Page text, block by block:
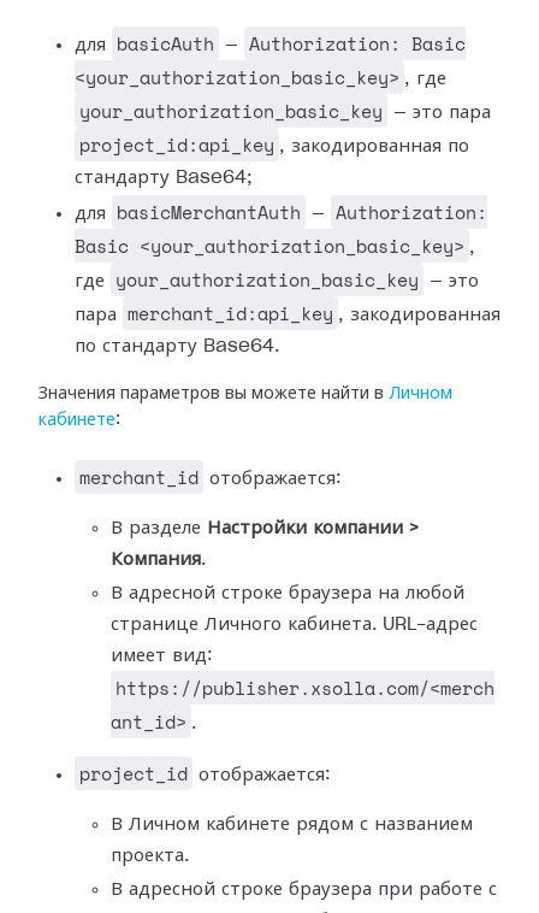
для basicAuth —
Authorization: Basic
<your_authorization_basic_key> , где
your_authorization_basic_key — это пара
project_id:api_key , закодированная по
стандарту Base64;
для
basicMerchantAuth —
Authorization:
Basic <your_authorization_basic_key> ,
где
your_authorization_basic_key
— это
пара
merchant_id:api_key , закодированная
по стандарту Base64.
Значения параметров вы можете найти в Личном
кабинете:
merchant_id отображается:
В разделе Настройки компании >
Компания.
В адресной строке браузера на любой
странице Личного кабинета. URL-адрес
имеет вид:
https://publisher.xsolla.com/<merch
ant_id> .
project_id отображается:
В Личном кабинете рядом с названием
проекта.
В адресной строке браузера при работе с